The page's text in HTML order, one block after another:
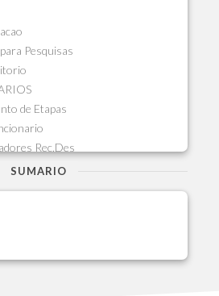
Pesquisas
de Etapas
Rec.Des
Visao
SUMARIO